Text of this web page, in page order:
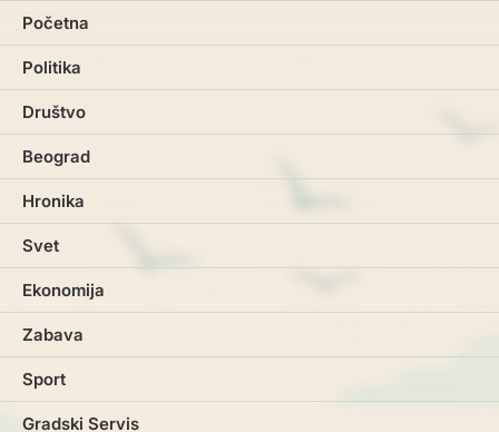
Početna
Politika
Društvo
Beograd
Hronika
Svet
Ekonomija
Zabava
Sport
Gradski Servis